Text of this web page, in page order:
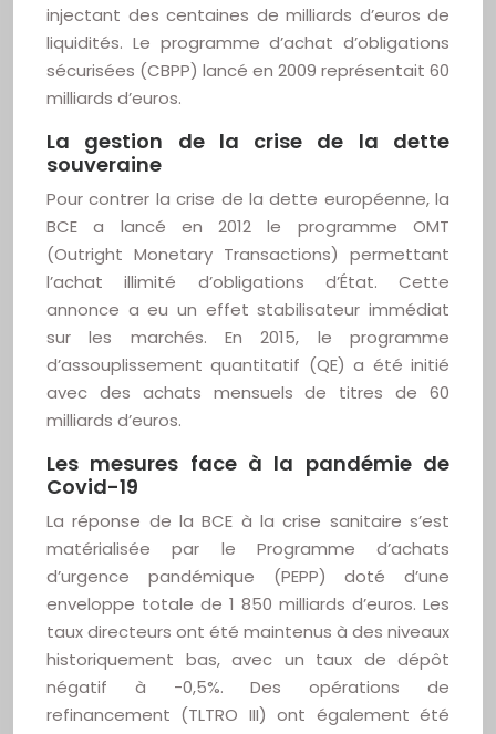
injectant des centaines de milliards d’euros de
liquidités. Le programme d’achat d’obligations
sécurisées (CBPP) lancé en 2009 représentait 60
milliards d’euros.
La gestion de la crise de la dette
souveraine
Pour contrer la crise de la dette européenne, la
BCE a lancé en 2012 le programme OMT
(Outright Monetary Transactions) permettant
l’achat illimité d’obligations d’État. Cette
annonce a eu un effet stabilisateur immédiat
sur les marchés. En 2015, le programme
d’assouplissement quantitatif (QE) a été initié
avec des achats mensuels de titres de 60
milliards d’euros.
Les mesures face à la pandémie de
Covid-19
La réponse de la BCE à la crise sanitaire s’est
matérialisée par le Programme d’achats
d’urgence pandémique (PEPP) doté d’une
enveloppe totale de 1 850 milliards d’euros. Les
taux directeurs ont été maintenus à des niveaux
historiquement bas, avec un taux de dépôt
négatif à -0,5%. Des opérations de
refinancement (TLTRO III) ont également été